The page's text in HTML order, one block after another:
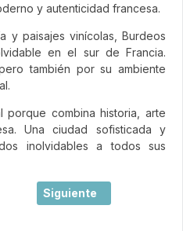
y autenticidad francesa.
y paisajes vinícolas, Burdeos
en el sur de Francia.
también por su ambiente
combina historia, arte
Una ciudad sofisticada y
inolvidables a todos sus
el tesoro mediterráneo entre
Artículo siguiente: El
Siguiente